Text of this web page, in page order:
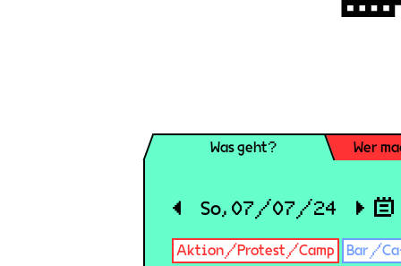
Was geht? Wer
◀ So, 07/07/24 ▶
Aktion/Protest/Camp Bar/